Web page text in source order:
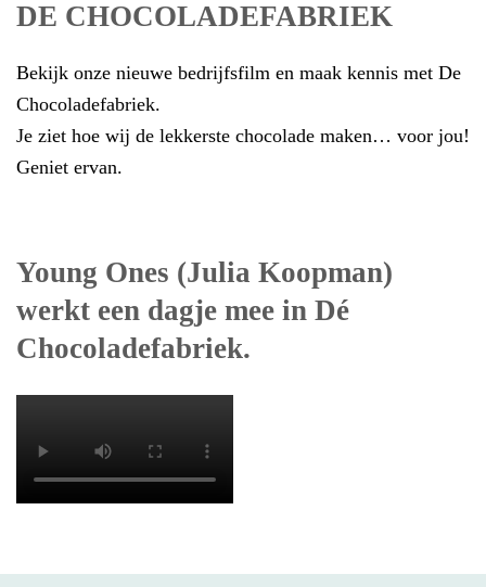
DE CHOCOLADEFABRIEK
Bekijk onze nieuwe bedrijfsfilm en maak kennis met De
Chocoladefabriek.
Je ziet hoe wij de lekkerste chocolade maken… voor jou!
Geniet ervan.
Young Ones (Julia Koopman)
werkt een dagje mee in Dé
Chocoladefabriek.